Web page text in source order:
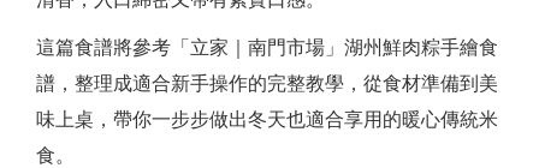
這篇食譜將參考「立家｜南門市場」湖州鮮肉粽手繪食
譜，整理成適合新手操作的完整教學，從食材準備到美
味上桌，帶你一步步做出冬天也適合享用的暖心傳統米
食。